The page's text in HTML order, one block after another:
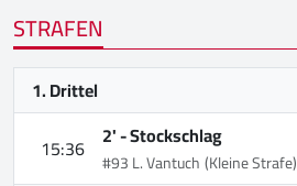
STRAFEN
1. Drittel
15:36 2' -Stockschlag
#93 L. Vantuch(Kleine Strafe)